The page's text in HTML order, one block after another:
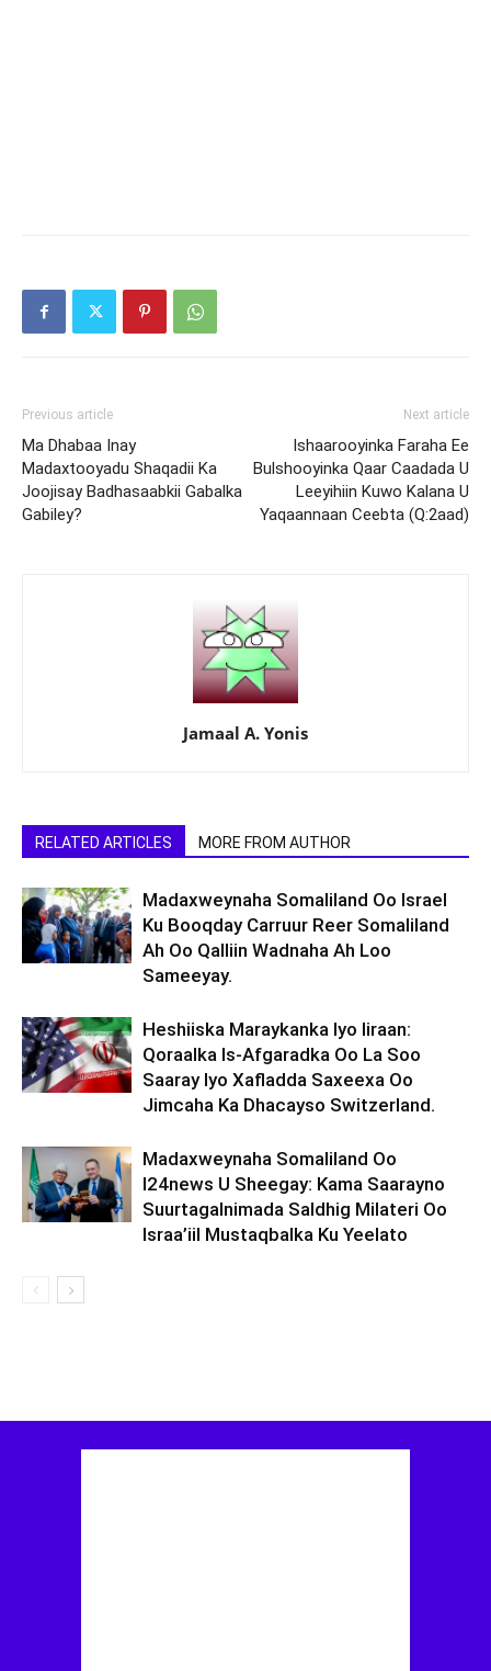
Previous article
Ma Dhabaa Inay
Madaxtooyadu Shaqadii Ka
Joojisay Badhasaabkii Gabalka
Gabiley?
Next article
Ishaarooyinka Faraha Ee
Bulshooyinka Qaar Caadada U
Leeyihiin Kuwo Kalana U
Yaqaannaan Ceebta (Q:2aad)
Jamaal A. Yonis
RELATED ARTICLES MORE FROM AUTHOR
Madaxweynaha Somaliland Oo Israel
Ku Booqday Carruur Reer Somaliland
Ah Oo Qalliin Wadnaha Ah Loo
Sameeyay.
Heshiiska Maraykanka Iyo Iiraan:
Qoraalka Is-Afgaradka Oo La Soo
Saaray Iyo Xafladda Saxeexa Oo
Jimcaha Ka Dhacayso Switzerland.
Madaxweynaha Somaliland Oo
I24news U Sheegay: Kama Saarayno
Suurtagalnimada Saldhig Milateri Oo
Israa’iil Mustaqbalka Ku Yeelato